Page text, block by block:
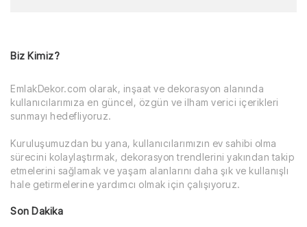
Biz Kimiz?
EmlakDekor.com olarak, inşaat ve dekorasyon alanında
kullanıcılarımıza en güncel, özgün ve ilham verici içerikleri
sunmayı hedefliyoruz.
Kuruluşumuzdan bu yana, kullanıcılarımızın ev sahibi olma
sürecini kolaylaştırmak, dekorasyon trendlerini yakından takip
etmelerini sağlamak ve yaşam alanlarını daha şık ve kullanışlı
hale getirmelerine yardımcı olmak için çalışıyoruz.
Son Dakika